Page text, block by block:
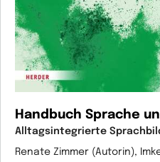
Handbuch Sprache
Alltagsintegrierte
Renate Zimmer (Autorin),